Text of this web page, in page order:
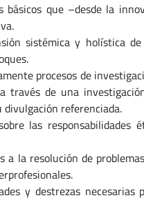
básicos que –desde la
sistémica y holística
procesos de
través de una
referenciada.
las responsabilidades
a la resolución de
y destrezas necesarias